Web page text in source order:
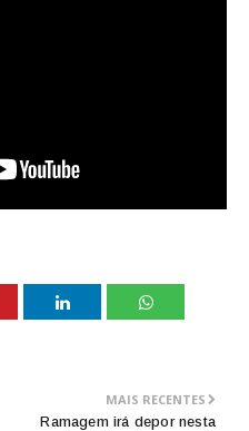
MAIS RECENTES
Ramagem irá depor nesta